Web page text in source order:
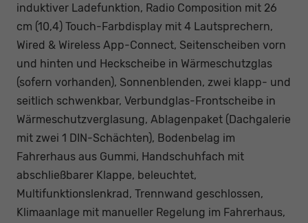
induktiver Ladefunktion, Radio Composition mit 26
cm (10,4) Touch-Farbdisplay mit 4 Lautsprechern,
Wired & Wireless App-Connect, Seitenscheiben vorn
und hinten und Heckscheibe in Wärmeschutzglas
(sofern vorhanden), Sonnenblenden, zwei klapp- und
seitlich schwenkbar, Verbundglas-Frontscheibe in
Wärmeschutzverglasung, Ablagenpaket (Dachgalerie
mit zwei 1 DIN-Schächten), Bodenbelag im
Fahrerhaus aus Gummi, Handschuhfach mit
abschließbarer Klappe, beleuchtet,
Multifunktionslenkrad, Trennwand geschlossen,
Klimaanlage mit manueller Regelung im Fahrerhaus,